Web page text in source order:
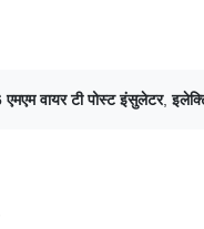
एमएम वायर टी पोस्ट इंसुलेटर,